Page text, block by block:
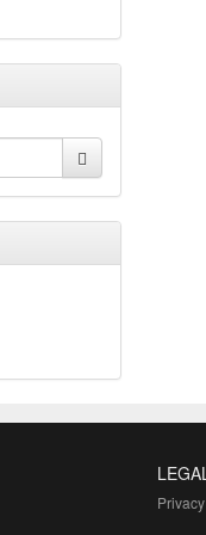
Privacy